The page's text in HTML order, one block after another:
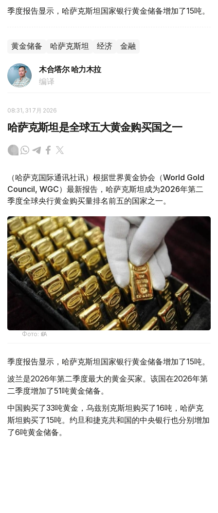
季度报告显示，哈萨克斯坦国家银行黄金储备增加了15吨。
黄金储备 哈萨克斯坦 经济 金融
木合塔尔 哈力木拉
编译
08:31, 31 7月 2026
哈萨克斯坦是全球五大黄金购买国之一
（哈萨克国际通讯社讯）根据世界黄金协会（World Gold
Council, WGC）最新报告，哈萨克斯坦成为2026年第二
季度全球央行黄金购买量排名前五的国家之一。
Фото: ӨзА
季度报告显示，哈萨克斯坦国家银行黄金储备增加了15吨。
波兰是2026年第二季度最大的黄金买家。该国在2026年第
二季度增加了51吨黄金储备。
中国购买了33吨黄金，乌兹别克斯坦购买了16吨，哈萨克
斯坦购买了15吨。约旦和捷克共和国的中央银行也分别增加
了6吨黄金储备。